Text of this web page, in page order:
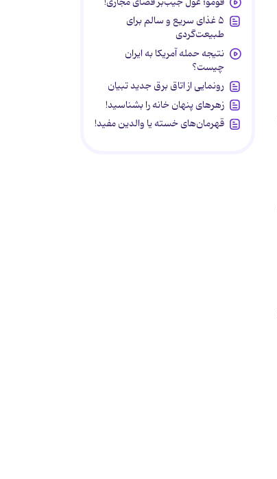
۵ غذای سریع و سالم برای
طبیعت‌گردی
نتیجه حمله آمریکا به ایران
چیست؟
رونمایی از اتاق برق جدید تبیان
زهرهای پنهان خانه را بشناسید!
قهرمان‌های خسته یا والدین مفید!